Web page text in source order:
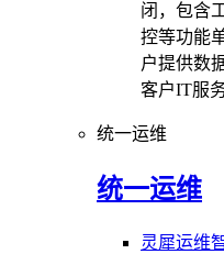
闭，包含
控等功能
户提供数
客户IT服
统一运维
统一运维
灵犀运维